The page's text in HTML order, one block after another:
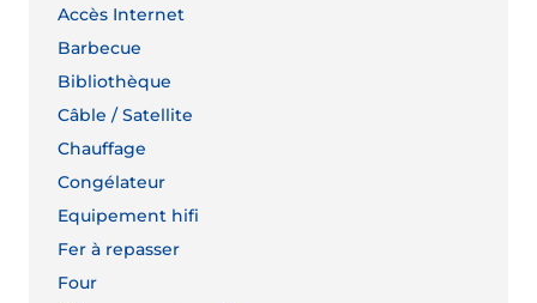
Accès Internet
Barbecue
Bibliothèque
Câble / Satellite
Chauffage
Congélateur
Equipement hifi
Fer à repasser
Four